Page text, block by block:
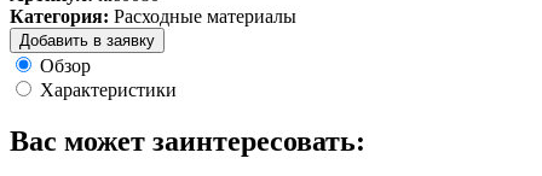
Категория: Расходные материалы
Добавить в заявку
Обзор
Характеристики
Вас может заинтересовать: